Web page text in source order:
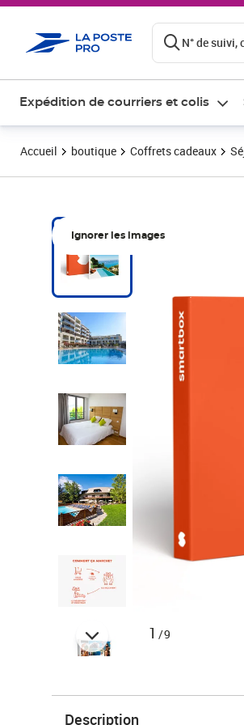
N° de suivi,
Expédition de courriers et colis
Accueil boutique Coffrets cadeaux
Ignorer les images
1 /9
Description